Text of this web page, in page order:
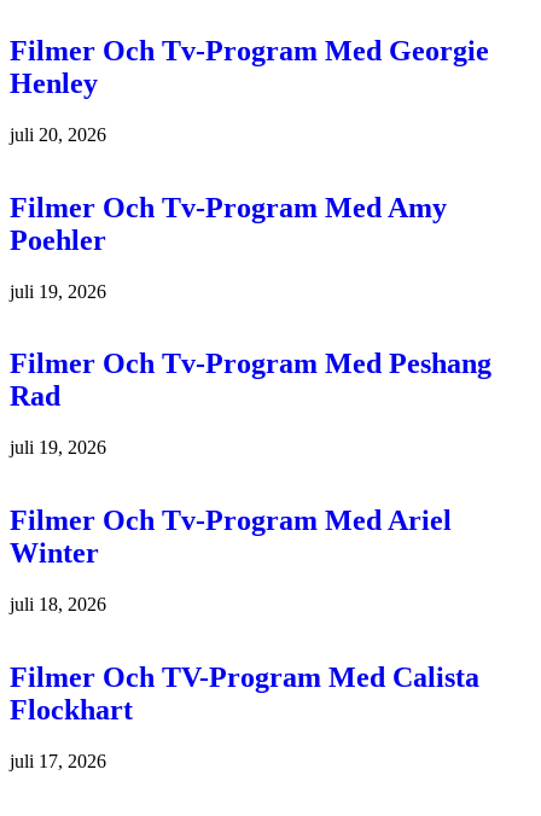
Filmer Och Tv-Program Med Georgie
Henley
juli 20, 2026
Filmer Och Tv-Program Med Amy
Poehler
juli 19, 2026
Filmer Och Tv-Program Med Peshang
Rad
juli 19, 2026
Filmer Och Tv-Program Med Ariel
Winter
juli 18, 2026
Filmer Och TV-Program Med Calista
Flockhart
juli 17, 2026